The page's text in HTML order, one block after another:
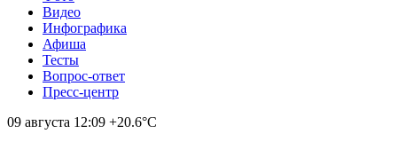
Видео
Инфографика
Афиша
Тесты
Вопрос-ответ
Пресс-центр
09 августа 12:09 +20.6°С